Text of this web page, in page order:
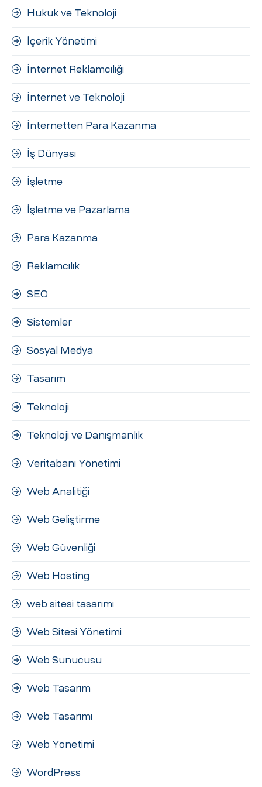
Hukuk ve Teknoloji
İçerik Yönetimi
İnternet Reklamcılığı
İnternet ve Teknoloji
İnternetten Para Kazanma
İş Dünyası
İşletme
İşletme ve Pazarlama
Para Kazanma
Reklamcılık
SEO
Sistemler
Sosyal Medya
Tasarım
Teknoloji
Teknoloji ve Danışmanlık
Veritabanı Yönetimi
Web Analitiği
Web Geliştirme
Web Güvenliği
Web Hosting
web sitesi tasarımı
Web Sitesi Yönetimi
Web Sunucusu
Web Tasarım
Web Tasarımı
Web Yönetimi
WordPress